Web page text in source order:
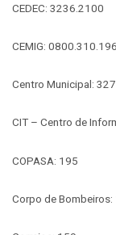
CEDEC: 3236.2100
CEMIG: 0800.310.196
Centro Municipal:
CIT – Centro de
COPASA: 195
Corpo de Bombeiros: